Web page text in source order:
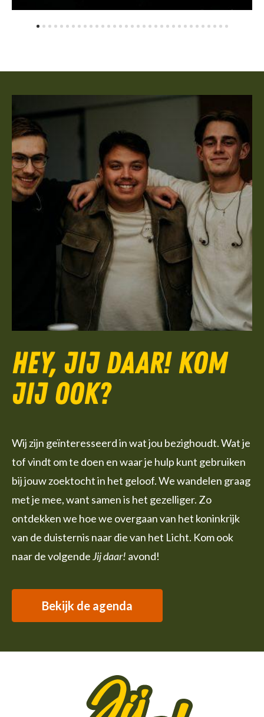
Hey, jij daar! Kom
jij ook?
Wij zijn geïnteresseerd in wat jou bezighoudt. Wat je
tof vindt om te doen en waar je hulp kunt gebruiken
bij jouw zoektocht in het geloof. We wandelen graag
met je mee, want samen is het gezelliger. Zo
ontdekken we hoe we overgaan van het koninkrijk
van de duisternis naar die van het Licht. Kom ook
naar de volgendeJij daar! avond!
Bekijk de agenda